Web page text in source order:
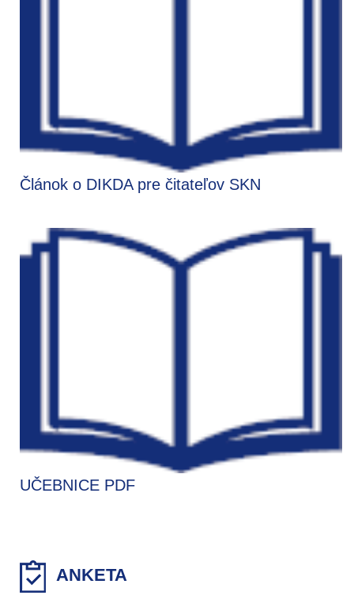
Článok o DIKDA pre čitateľov SKN
UČEBNICE PDF
ANKETA